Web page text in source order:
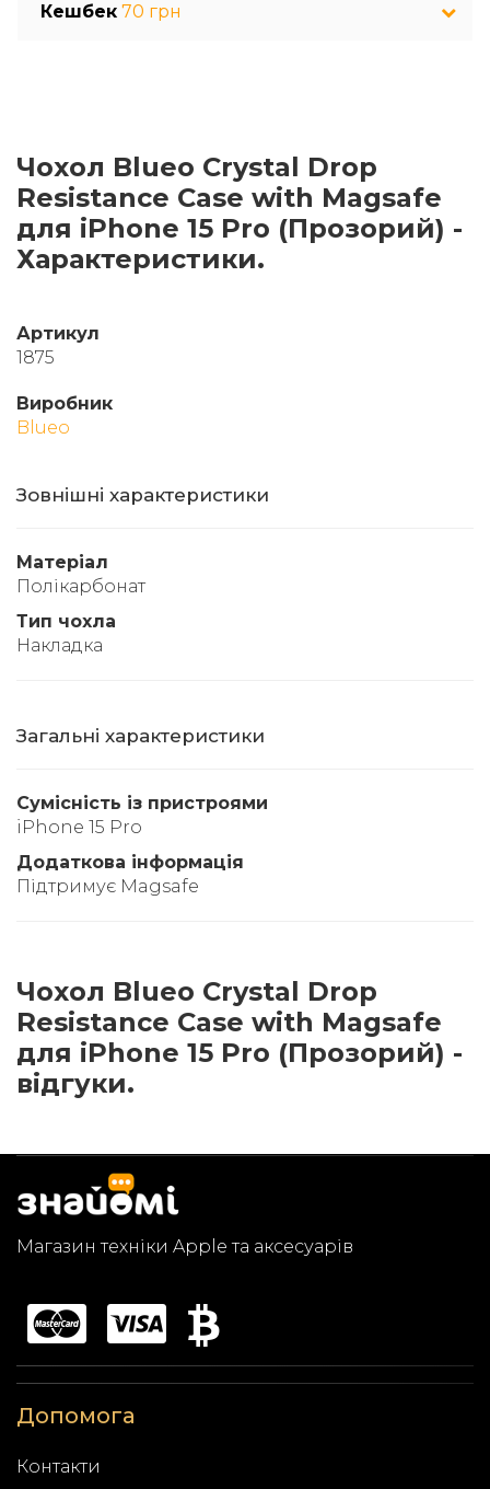
Кешбек 70 грн
Чохол Blueo Crystal Drop
Resistance Case with Magsafe
для iPhone 15 Pro (Прозорий) -
Характеристики.
Артикул
1875
Виробник
Blueo
Зовнішні характеристики
Матеріал
Полікарбонат
Тип чохла
Накладка
Загальні характеристики
Сумісність із пристроями
iPhone 15 Pro
Додаткова інформація
Підтримує Magsafe
Чохол Blueo Crystal Drop
Resistance Case with Magsafe
для iPhone 15 Pro (Прозорий) -
відгуки.
Магазин техніки Apple та аксесуарів
Допомога
Контакти